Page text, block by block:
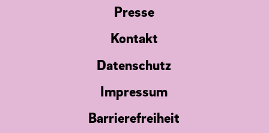
Presse
Kontakt
Datenschutz
Impressum
Barrierefreiheit